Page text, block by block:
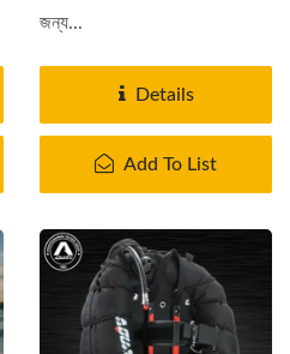
জন্য...
Details
Add To List